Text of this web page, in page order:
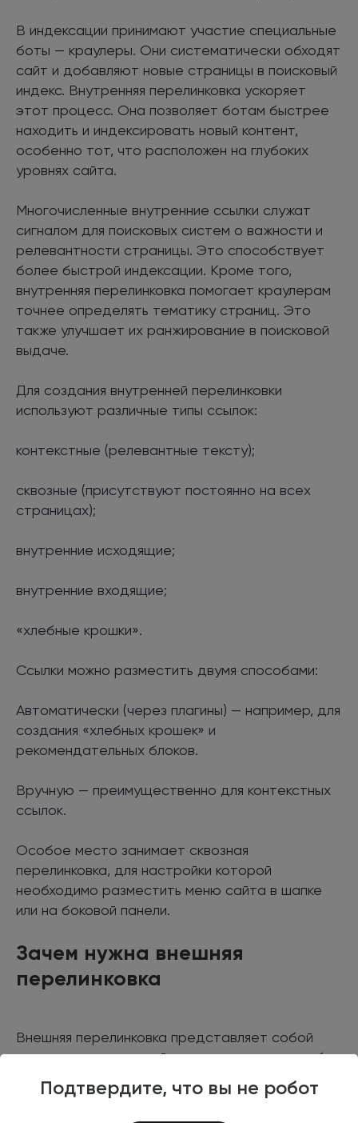
Подтвердите, что вы не робот
В индексации принимают участие специальные
боты — краулеры. Они систематически обходят
сайт и добавляют новые страницы в поисковый
индекс. Внутренняя перелинковка ускоряет
этот процесс. Она позволяет ботам быстрее
находить и индексировать новый контент,
особенно тот, что расположен на глубоких
уровнях сайта.
Многочисленные внутренние ссылки служат
сигналом для поисковых систем о важности и
релевантности страницы. Это способствует
более быстрой индексации. Кроме того,
внутренняя перелинковка помогает краулерам
точнее определять тематику страниц. Это
также улучшает их ранжирование в поисковой
выдаче.
Для создания внутренней перелинковки
используют различные типы ссылок:
контекстные (релевантные тексту);
сквозные (присутствуют постоянно на всех
страницах);
внутренние исходящие;
внутренние входящие;
«хлебные крошки».
Ссылки можно разместить двумя способами:
Автоматически (через плагины) — например, для
создания «хлебных крошек» и
рекомендательных блоков.
Вручную — преимущественно для контекстных
ссылок.
Особое место занимает сквозная
перелинковка, для настройки которой
необходимо разместить меню сайта в шапке
или на боковой панели.
Зачем нужна внешняя
перелинковка
Внешняя перелинковка представляет собой
систему взаимосвязей между различными веб-
ресурсами, когда одна страница переводит на
контент на другом домене.